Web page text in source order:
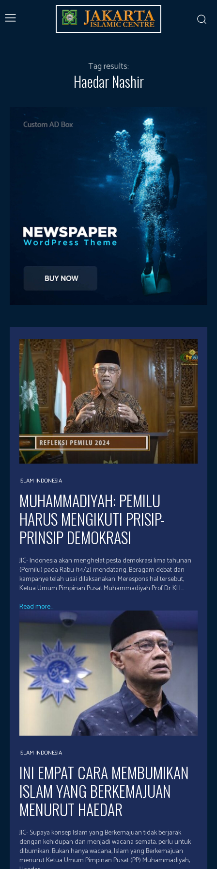
Tag results:
Haedar Nashir
ISLAM INDONESIA
MUHAMMADIYAH: PEMILU
HARUS MENGIKUTI PRISIP-
PRINSIP DEMOKRASI
JIC- Indonesia akan menghelat pesta demokrasi lima tahunan
(Pemilu) pada Rabu (14/2) mendatang. Beragam debat dan
kampanye telah usai dilaksanakan. Merespons hal tersebut,
Ketua Umum Pimpinan Pusat Muhammadiyah Prof Dr KH...
Read more...
ISLAM INDONESIA
INI EMPAT CARA MEMBUMIKAN
ISLAM YANG BERKEMAJUAN
MENURUT HAEDAR
JIC- Supaya konsep Islam yang Berkemajuan tidak berjarak
dengan kehidupan dan menjadi wacana semata, perlu untuk
dibumikan. Bukan hanya wacana, Islam yang Berkemajuan
menurut Ketua Umum Pimpinan Pusat (PP) Muhammadiyah,